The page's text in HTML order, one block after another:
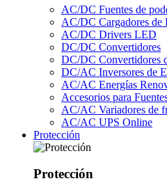
AC/DC Fuentes de
AC/DC Cargadores de
AC/DC Drivers LED
DC/DC Convertidores
DC/DC Convertidores
DC/AC Inversores de
AC/AC Energías
Accesorios para
AC/AC Variadores de
AC/AC UPS Online
Protección
Protección